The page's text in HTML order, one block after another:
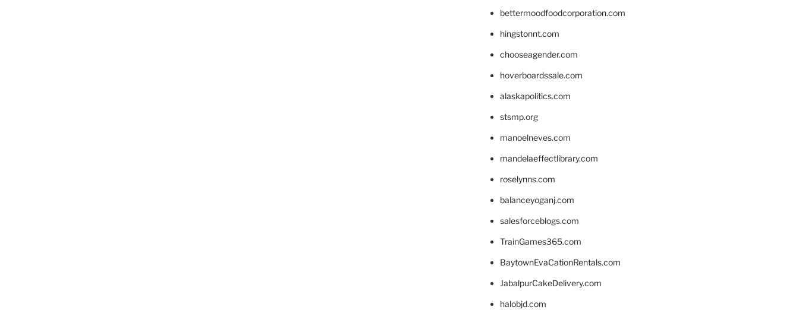
bettermoodfoodcorporation.com
hingstonnt.com
chooseagender.com
hoverboardssale.com
alaskapolitics.com
stsmp.org
manoelneves.com
mandelaeffectlibrary.com
roselynns.com
balanceyoganj.com
salesforceblogs.com
TrainGames365.com
BaytownEvaCationRentals.com
JabalpurCakeDelivery.com
halobjd.com